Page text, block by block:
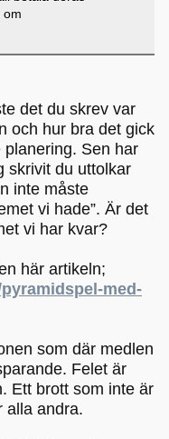
om
det du skrev var
och hur bra det gick
Sen har
skrivit du uttolkar
inte måste
vi hade”. Är det
vi har kvar?
här artikeln;
med-
som där medlen
Felet är
Ett brott som inte är
alla andra.